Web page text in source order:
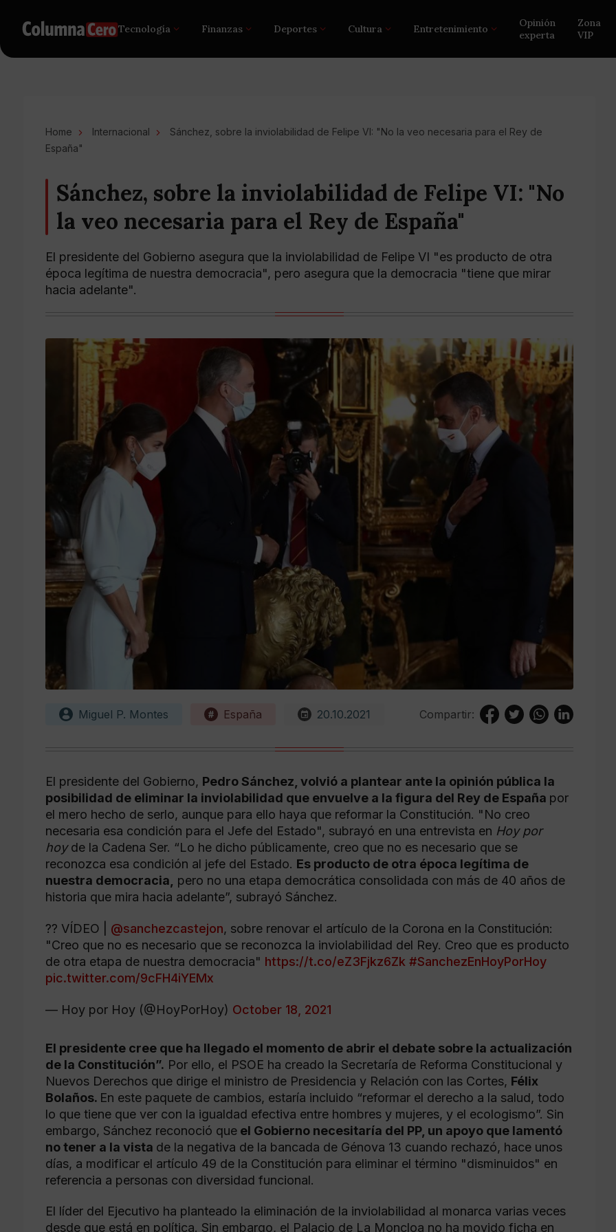
Tecnología Finanzas Deportes Cultura Entretenimiento
Opinión
experta
Zona
VIP
Home Internacional
Sánchez, sobre la inviolabilidad de Felipe VI: "No la veo necesaria para el Rey de
España"
Sánchez, sobre la inviolabilidad de Felipe VI: "No
la veo necesaria para el Rey de España"
El presidente del Gobierno asegura que la inviolabilidad de Felipe VI "es producto de otra
época legítima de nuestra democracia", pero asegura que la democracia "tiene que mirar
hacia adelante".
Miguel P. Montes España 20.10.2021 Compartir:
El presidente del Gobierno, Pedro Sánchez, volvió a plantear ante la opinión pública la
posibilidad de eliminar la inviolabilidad que envuelve a la figura del Rey de España por
el mero hecho de serlo, aunque para ello haya que reformar la Constitución. "No creo
necesaria esa condición para el Jefe del Estado", subrayó en una entrevista en Hoy por
hoyde la Cadena Ser. “Lo he dicho públicamente, creo que no es necesario que se
reconozca esa condición al jefe del Estado. Es producto de otra época legítima de
nuestra democracia, pero no una etapa democrática consolidada con más de 40 años de
historia que mira hacia adelante”, subrayó Sánchez.
?? VÍDEO | @sanchezcastejon, sobre renovar el artículo de la Corona en la Constitución:
"Creo que no es necesario que se reconozca la inviolabilidad del Rey. Creo que es producto
de otra etapa de nuestra democracia" https://t.co/eZ3Fjkz6Zk #SanchezEnHoyPorHoy
pic.twitter.com/9cFH4iYEMx
— Hoy por Hoy (@HoyPorHoy) October 18, 2021
El presidente cree que ha llegado el momento de abrir el debate sobre la actualización
de la Constitución”. Por ello, el PSOE ha creado la Secretaría de Reforma Constitucional y
Nuevos Derechos que dirige el ministro de Presidencia y Relación con las Cortes, Félix
Bolaños. En este paquete de cambios, estaría incluido “reformar el derecho a la salud, todo
lo que tiene que ver con la igualdad efectiva entre hombres y mujeres, y el ecologismo”. Sin
embargo, Sánchez reconoció que el Gobierno necesitaría del PP, un apoyo que lamentó
no tener a la vista de la negativa de la bancada de Génova 13 cuando rechazó, hace unos
días, a modificar el artículo 49 de la Constitución para eliminar el término "disminuidos" en
referencia a personas con diversidad funcional.
El líder del Ejecutivo ha planteado la eliminación de la inviolabilidad al monarca varias veces
desde que está en política. Sin embargo, el Palacio de La Moncloa no ha movido ficha en